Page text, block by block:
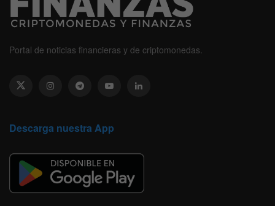
Portal de noticias financieras y de criptomonedas.
Descarga nuestra App